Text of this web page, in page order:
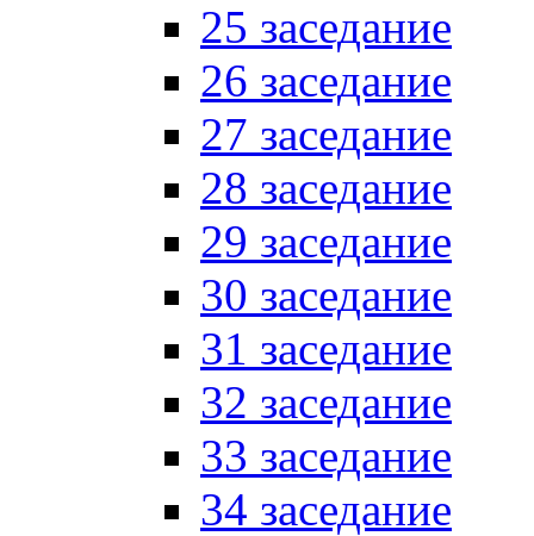
25 заседание
26 заседание
27 заседание
28 заседание
29 заседание
30 заседание
31 заседание
32 заседание
33 заседание
34 заседание